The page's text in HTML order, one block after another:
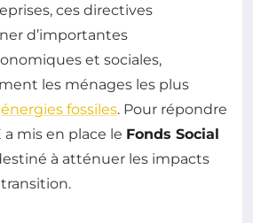
ces directives
d’importantes
et sociales,
les ménages les plus
énergies fossiles. Pour répondre
a mis en place le Fonds Social
à atténuer les impacts